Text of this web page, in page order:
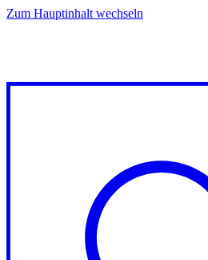
Zum Hauptinhalt wechseln